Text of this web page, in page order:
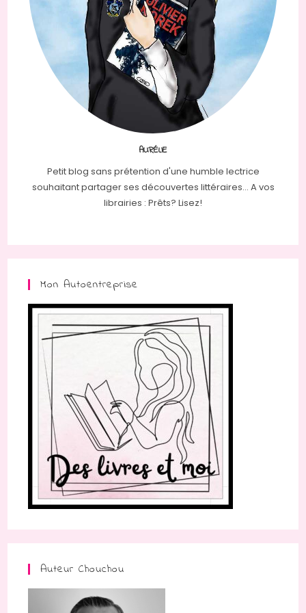
AURÉLIE
Petit blog sans prétention d'une humble lectrice
souhaitant partager ses découvertes littéraires... A vos
librairies : Prêts? Lisez!
Mon Autoentreprise
Auteur Chouchou